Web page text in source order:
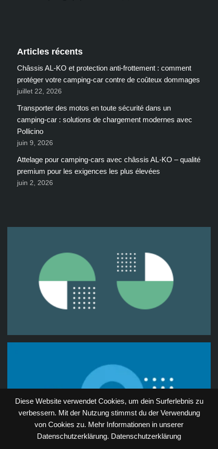
Diese Website verwendet Cookies, um dein Surferlebnis zu
verbessern. Mit der Nutzung stimmst du der Verwendung
von Cookies zu. Mehr Informationen in unserer
Datenschutzerklärung. Datenschutzerklärung
Articles récents
Châssis AL-KO et protection anti-frottement : comment
protéger votre camping-car contre de coûteux dommages
juillet 22, 2026
Transporter des motos en toute sécurité dans un
camping-car : solutions de chargement modernes avec
Pollicino
juin 9, 2026
Attelage pour camping-cars avec châssis AL-KO – qualité
premium pour les exigences les plus élevées
juin 2, 2026